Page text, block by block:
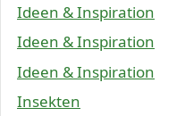
Ideen & Inspiration
Ideen & Inspiration
Ideen & Inspiration
Insekten